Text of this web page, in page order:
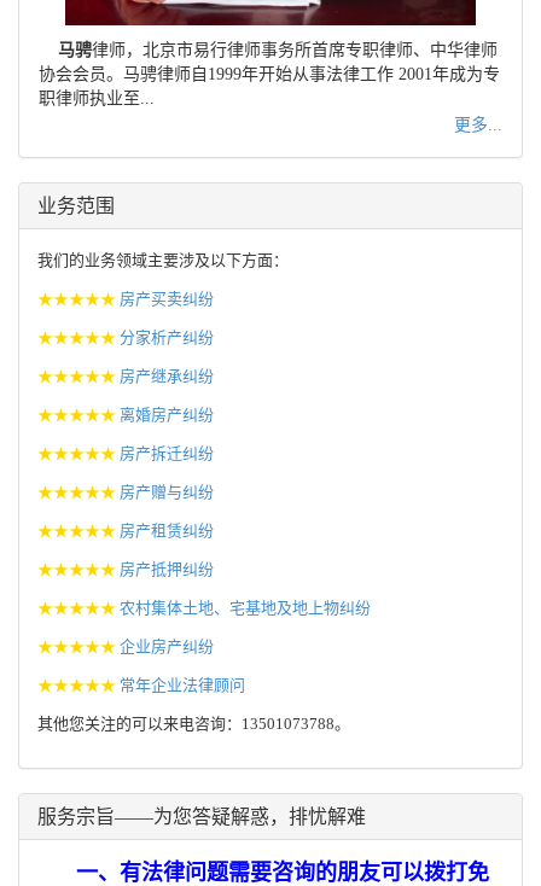
马骋律师，北京市易行律师事务所首席专职律师、中华律师
协会会员。马骋律师自1999年开始从事法律工作 2001年成为专
职律师执业至...
更多...
业务范围
我们的业务领域主要涉及以下方面：
★★★★★ 房产买卖纠纷
★★★★★ 分家析产纠纷
★★★★★ 房产继承纠纷
★★★★★ 离婚房产纠纷
★★★★★ 房产拆迁纠纷
★★★★★ 房产赠与纠纷
★★★★★ 房产租赁纠纷
★★★★★ 房产抵押纠纷
★★★★★ 农村集体土地、宅基地及地上物纠纷
★★★★★ 企业房产纠纷
★★★★★ 常年企业法律顾问
其他您关注的可以来电咨询：13501073788。
服务宗旨——为您答疑解惑，排忧解难
一、有法律问题需要咨询的朋友可以拨打免